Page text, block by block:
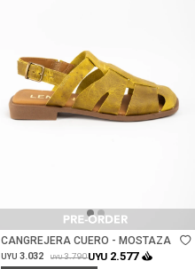
Talle
CANGREJERA CUERO - MOSTAZA
UYU 3.032 UYU 3.790UYU 2.577